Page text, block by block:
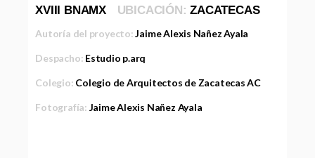
XVIII BNAMX UBICACIÓN:ZACATECAS
Autoría del proyecto:Jaime Alexis Nañez Ayala
Despacho: Estudio p.arq
Colegio: Colegio de Arquitectos de Zacatecas AC
Fotografía: Jaime Alexis Nañez Ayala